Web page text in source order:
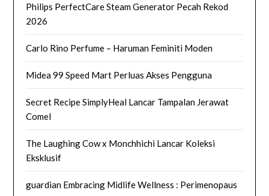
Philips PerfectCare Steam Generator Pecah Rekod
2026
Carlo Rino Perfume – Haruman Feminiti Moden
Midea 99 Speed Mart Perluas Akses Pengguna
Secret Recipe SimplyHeal Lancar Tampalan Jerawat
Comel
The Laughing Cow x Monchhichi Lancar Koleksi
Eksklusif
guardian Embracing Midlife Wellness : Perimenopaus